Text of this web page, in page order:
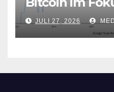
JULI 27, 2026